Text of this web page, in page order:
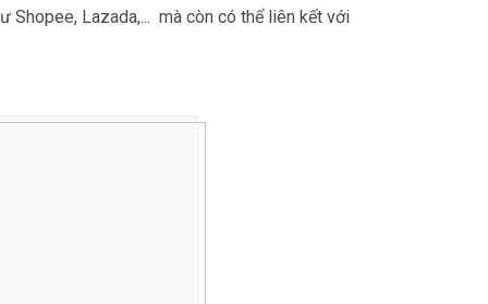
Shopee, Lazada,... mà còn có thể liên kết với